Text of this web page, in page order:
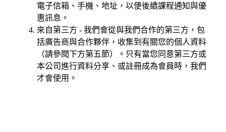
電子信箱、手機、地址，以便後續課程通知與優
惠訊息。
來自第三方 - 我們會從與我們合作的第三方，包
括廣告商與合作夥伴，收集到有關您的個人資料
（請參閱下方第五節）。只有當您同意第三方或
本公司進行資料分享、或註冊成為會員時，我們
才會使用。